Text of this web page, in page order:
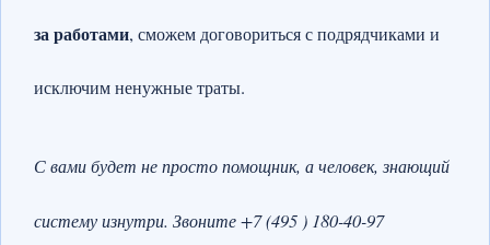
за работами, сможем договориться с подрядчиками и
исключим ненужные траты.
С вами будет не просто помощник, а человек, знающий
систему изнутри. Звоните +7 (495 ) 180-40-97